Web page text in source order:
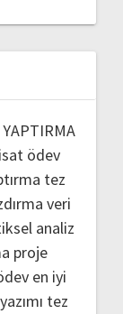
ödev
tez
veri
analiz
proje
en iyi
tez